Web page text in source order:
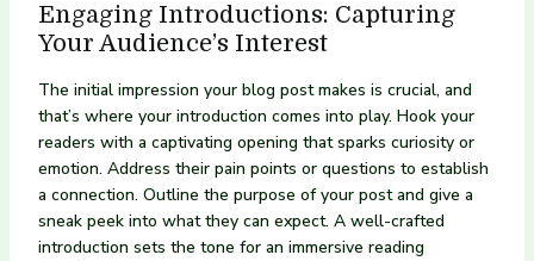
Engaging Introductions: Capturing
Your Audience’s Interest
The initial impression your blog post makes is crucial, and
that’s where your introduction comes into play. Hook your
readers with a captivating opening that sparks curiosity or
emotion. Address their pain points or questions to establish
a connection. Outline the purpose of your post and give a
sneak peek into what they can expect. A well-crafted
introduction sets the tone for an immersive reading